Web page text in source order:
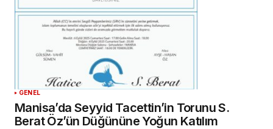
GENEL
Manisa’da Seyyid Tacettin’in Torunu S.
Berat Öz’ün Düğününe Yoğun Katılım